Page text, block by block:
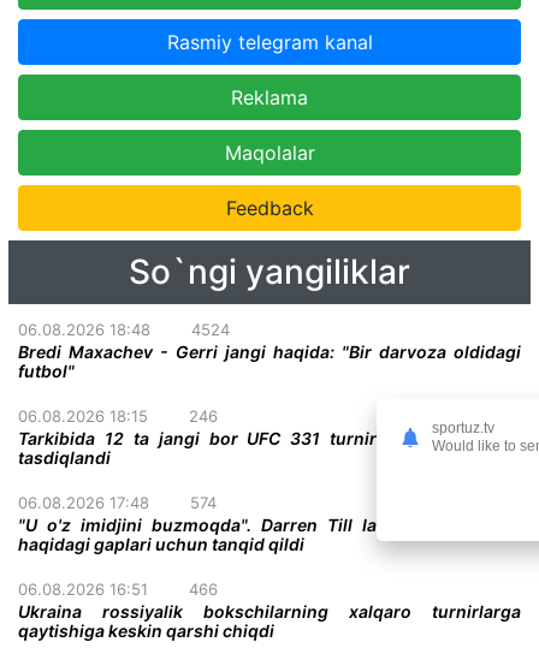
Rasmiy telegram kanal
Reklama
Maqolalar
Feedback
So`ngi yangiliklar
06.08.2026 18:48 4524
Bredi Maxachev - Gerri jangi haqida: "Bir darvoza oldidagi
futbol"
06.08.2026 18:15 246
Tarkibida 12 ta jangi bor UFC 331 turnirining to'liq kardi
tasdiqlandi
06.08.2026 17:48 574
"U o'z imidjini buzmoqda". Darren Till Ian Gerrini ayollar
haqidagi gaplari uchun tanqid qildi
06.08.2026 16:51 466
Ukraina rossiyalik bokschilarning xalqaro turnirlarga
qaytishiga keskin qarshi chiqdi
sportuz.tv
Would like to